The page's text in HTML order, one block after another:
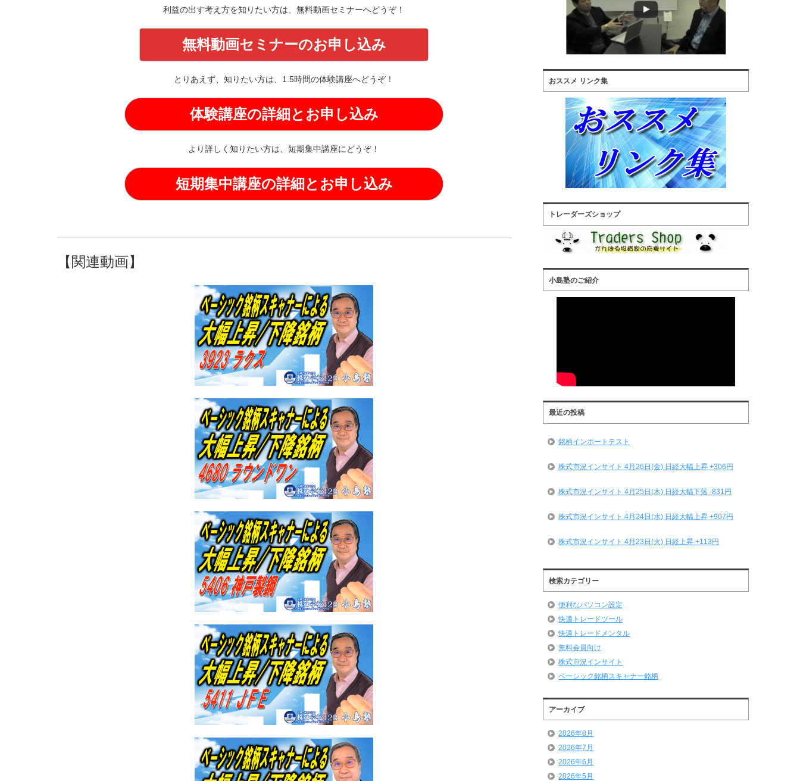
利益の出す考え方を知りたい方は、無料動画セミナーへどうぞ！
無料動画セミナーのお申し込み
とりあえず、知りたい方は、1.5時間の体験講座へどうぞ！
体験講座の詳細とお申し込み
より詳しく知りたい方は、短期集中講座にどうぞ！
短期集中講座の詳細とお申し込み
【関連動画】
おススメ リンク集
トレーダーズショップ
小島塾のご紹介
最近の投稿
銘柄インポートテスト
株式市況インサイト 4月26日(金) 日経大幅上昇 +306円
株式市況インサイト 4月25日(木) 日経大幅下落 -831円
株式市況インサイト 4月24日(水) 日経大幅上昇 +907円
株式市況インサイト 4月23日(火) 日経上昇 +113円
検索カテゴリー
便利なパソコン設定
快適トレードツール
快適トレードメンタル
無料会員向け
株式市況インサイト
ベーシック銘柄スキャナー銘柄
アーカイブ
2026年8月
2026年7月
2026年6月
2026年5月